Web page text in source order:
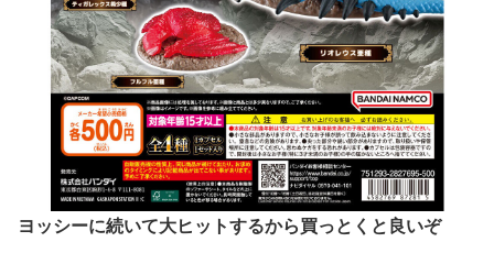
ヨッシーに続いて大ヒットするから買っとくと良いぞ